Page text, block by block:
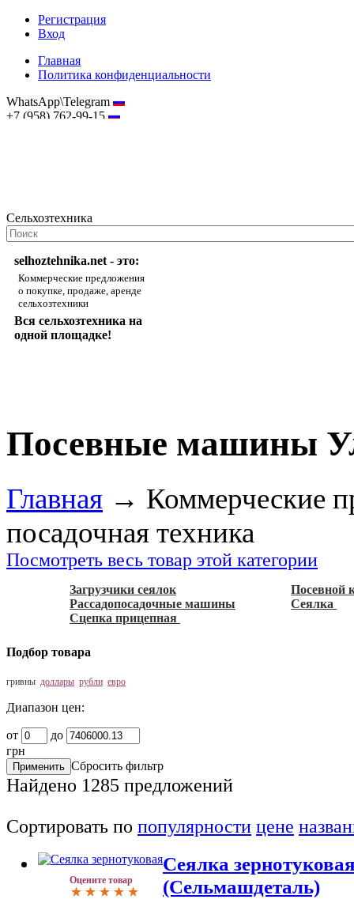
Регистрация
Вход
Главная
Политика конфиденциальности
WhatsApp\Telegram
+7 (958) 762-99-15
Сельхозтехника
selhoztehnika.net - это:
Коммерческие предложения
о покупке, продаже, аренде
сельхозтехники
Вся сельхозтехника на
одной площадке!
Посевные машины
Главная → Коммерческие
посадочная техника
Посмотреть весь товар этой категории
Загрузчики сеялок
Посевной
Рассадопосадочные машины
Сеялка
Сцепка прицепная
Подбор товара
гривны доллары рубли евро
Диапазон цен:
от
до
грн
Сбросить фильтр
Найдено 1285 предложений
Сортировать по популярности цене
Оцените товар
Сеялка
(Сельмашдеталь)